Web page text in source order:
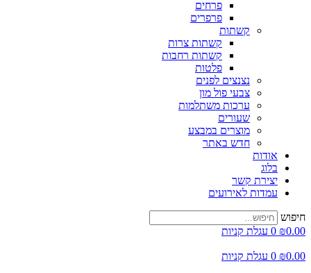
פרחים
פרפרים
קשתות
קשתות צרות
קשתות רחבות
פלטות
נצנצים לפנים
צבעי פול מון
ערכות משתלמות
שעורים
מוצרים במבצע
חדש באתר
אודות
בלוג
יצירת קשר
עמדות לאירועים
₪
0 עגלת קניות
₪
0 עגלת קניות